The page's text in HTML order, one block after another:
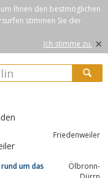
Ihnen den bestmöglichen
stimmen Sie der
Ich stimme zu. ×
Friedenweiler
um das
Ölbronn-